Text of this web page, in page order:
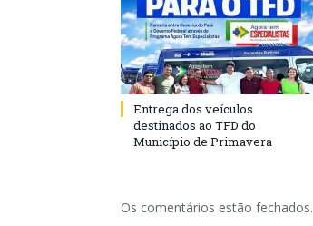
Entrega dos veículos
destinados ao TFD do
Município de Primavera
Os comentários estão fechados.